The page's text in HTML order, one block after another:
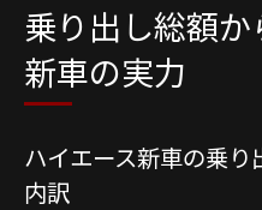
乗り出し総額
新車の実力
ハイエース新車の乗
内訳